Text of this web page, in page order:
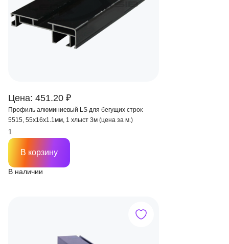
Цена: 451.20 ₽
Профиль алюминиевый LS для бегущих строк
5515, 55х16х1.1мм, 1 хлыст 3м (цена за м.)
В наличии
В корзину